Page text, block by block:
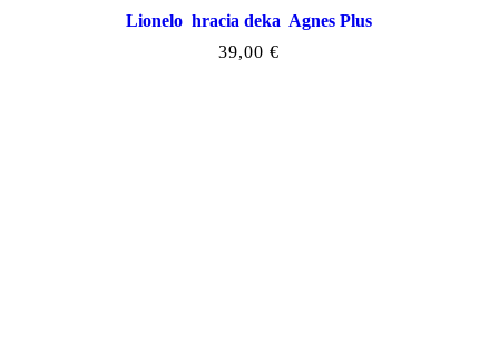
Lionelo hracia deka Agnes Plus
39,00 €